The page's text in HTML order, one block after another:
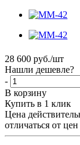
28 600 руб./шт
Нашли дешевле?
-
В корзину
Купить в 1 клик
Цена
отличаться от